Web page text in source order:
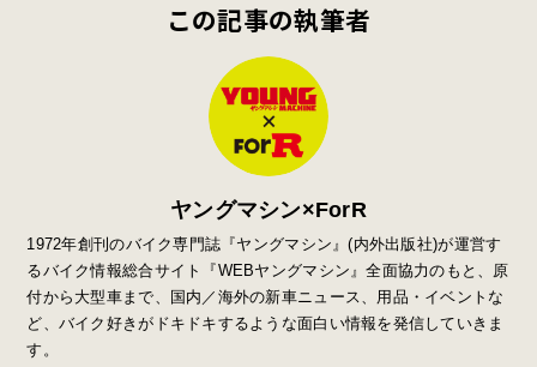
この記事の執筆者
ヤングマシン×ForR
1972年創刊のバイク専門誌『ヤングマシン』(内外出版社)が運営す
るバイク情報総合サイト『WEBヤングマシン』全面協力のもと、原
付から大型車まで、国内／海外の新車ニュース、用品・イベントな
ど、バイク好きがドキドキするような面白い情報を発信していきま
す。